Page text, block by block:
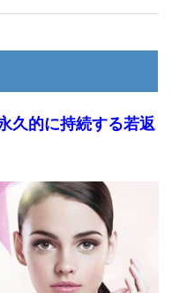
久的に持続する若返